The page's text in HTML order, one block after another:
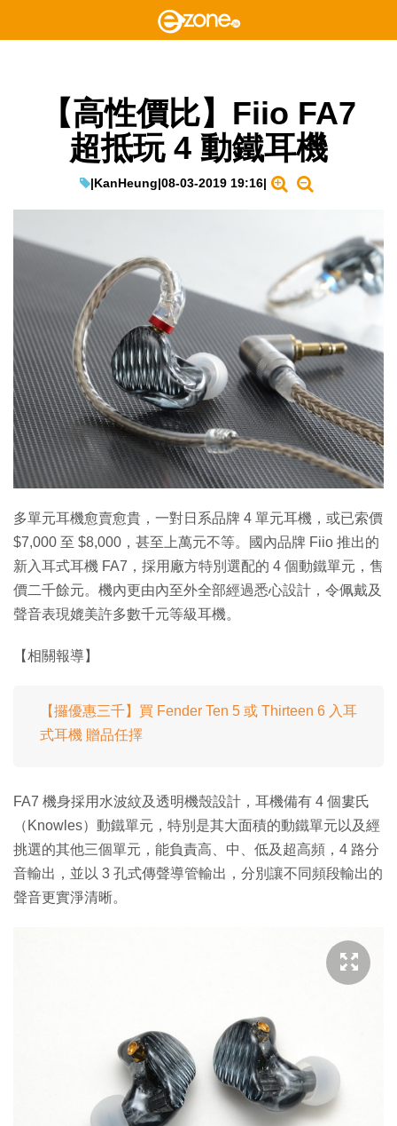
【高性價比】Fiio FA7
超抵玩 4 動鐵耳機
|KanHeung|08-03-2019 19:16|
多單元耳機愈賣愈貴，一對日系品牌 4 單元耳機，或已索價
$7,000 至 $8,000，甚至上萬元不等。國內品牌 Fiio 推出的
新入耳式耳機 FA7，採用廠方特別選配的 4 個動鐵單元，售
價二千餘元。機內更由內至外全部經過悉心設計，令佩戴及
聲音表現媲美許多數千元等級耳機。
【相關報導】
【攞優惠三千】買 Fender Ten 5 或 Thirteen 6 入耳
式耳機 贈品任擇
FA7 機身採用水波紋及透明機殼設計，耳機備有 4 個婁氏
（Knowles）動鐵單元，特別是其大面積的動鐵單元以及經
挑選的其他三個單元，能負責高、中、低及超高頻，4 路分
音輸出，並以 3 孔式傳聲導管輸出，分別讓不同頻段輸出的
聲音更實淨清晰。